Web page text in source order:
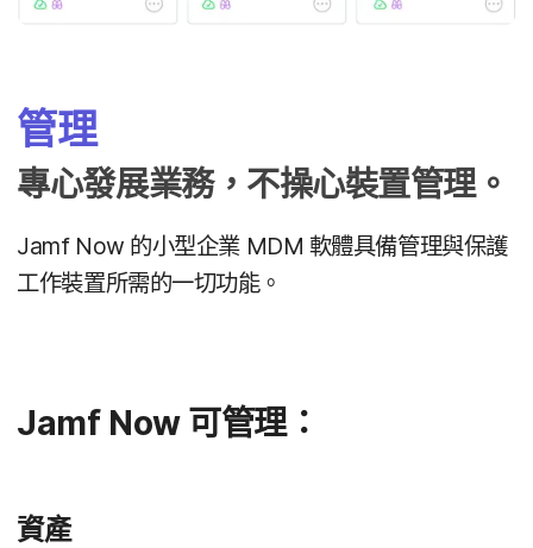
管理
專心​發展​業務，​不操心​裝置​管理。
Jamf Now 的​小型​企業 MDM 軟體​具備​管理​與​保護​
工作​裝置​所​需​的​一切​功能。
Jamf Now 可​管理：
資產